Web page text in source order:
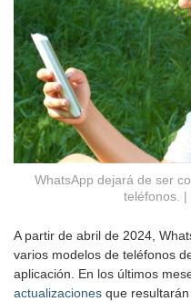
WhatsApp dejará de ser
teléfonos. |
A partir de abril de 2024,
varios modelos de teléfonos
aplicación. En los últimos
actualizaciones que